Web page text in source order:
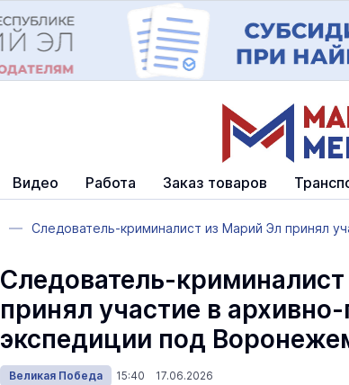
Видео Работа Заказ товаров
Следователь-криминалист из Марий Эл принял
Следователь-
принял участие в
экспедиции под
Великая Победа 15:40 17.06.2026